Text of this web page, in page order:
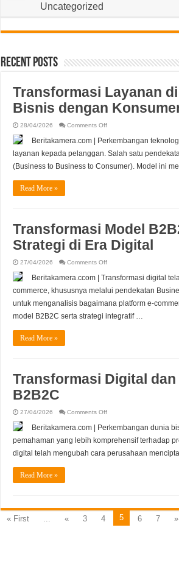
Uncategorized
Recent Posts
Transformasi Layanan
Bisnis dengan
28/04/2026 Comments Offon
Layanan
di
Era
B2B2C:
Menghubungkan
Beritakamera.com | Perkembangan
layanan kepada pelanggan. Salah satu
(Business to Business to Consumer). Model ini
Read More »
Transformasi Model
Strategi di Era Digital
27/04/2026 Comments Offon
Model
B2B2C
pada
Platform
E-
Commerce
Strategi
Beritakamera.ccom | Transformasi digital
commerce, khususnya melalui pendekatan
untuk menganalisis bagaimana platform e-
model B2B2C serta strategi integratif …
Read More »
Transformasi Digital
B2B2C
27/04/2026 Comments Offon
Digital
dan
Dampaknya
terhadap
Model
B2B2C
Beritakamera.com | Perkembangan dunia
pemahaman yang lebih komprehensif terhadap
digital telah mengubah cara perusahaan
Read More »
« First « 3 4 5 6 7 »